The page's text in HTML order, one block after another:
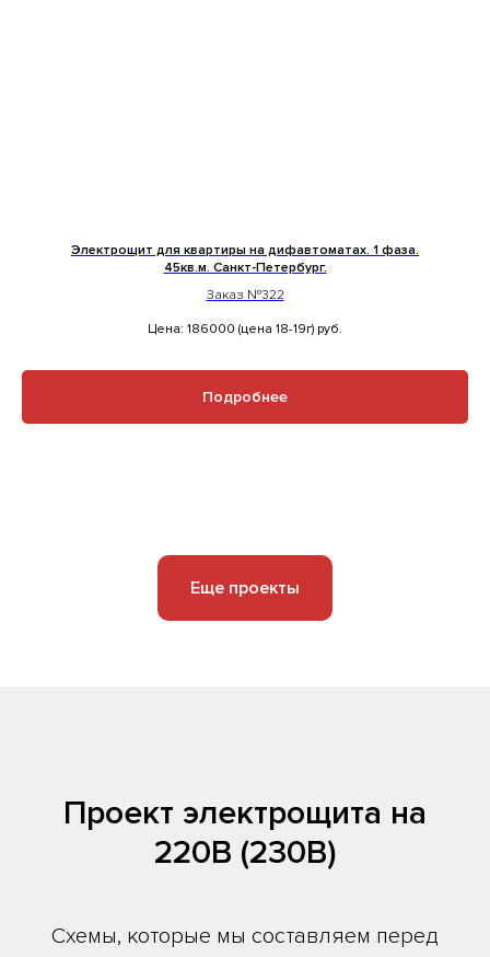
Электрощит для квартиры на дифавтоматах. 1 фаза.
45кв.м. Санкт-Петербург.
Заказ №322
Цена: 186000 (цена 18-19г) руб.
Подробнее
Еще проекты
Проект электрощита на
220В (230В)
Схемы, которые мы составляем перед